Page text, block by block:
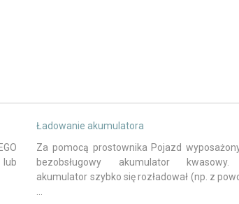
lub
Ładowanie akumulatora
Za pomocą prostownika Pojazd
bezobsługowy akumulator
akumulator szybko się rozładował (np. z